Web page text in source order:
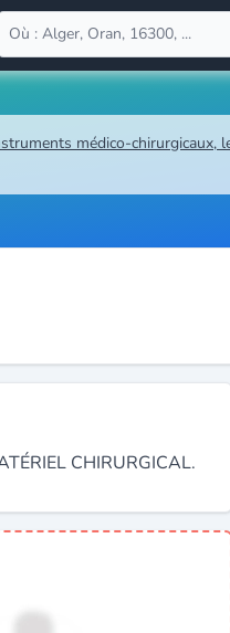
médico-chirurgicaux,
CHIRURGICAL.